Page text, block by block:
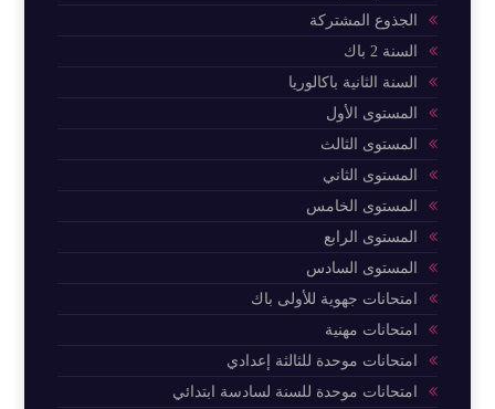
الجذوع المشتركة
السنة 2 باك
السنة الثانية باكالوريا
المستوى الأول
المستوى الثالث
المستوى الثاني
المستوى الخامس
المستوى الرابع
المستوى السادس
امتحانات جهوية للأولى باك
امتحانات مهنية
امتحانات موحدة للثالثة إعدادي
امتحانات موحدة للسنة لسادسة ابتدائي